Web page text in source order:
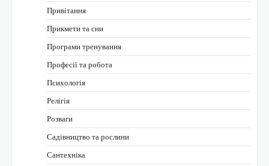
Привітання
Прикмети та сни
Програми тренування
Професії та робота
Психологія
Релігія
Розваги
Садівництво та рослини
Сантехніка